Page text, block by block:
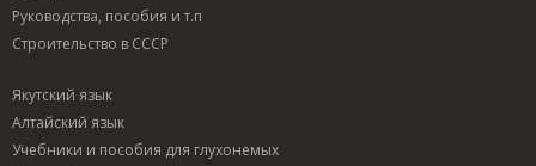
Руководства, пособия и т.п
Строительство в СССР
Якутский язык
Алтайский язык
Учебники и пособия для глухонемых